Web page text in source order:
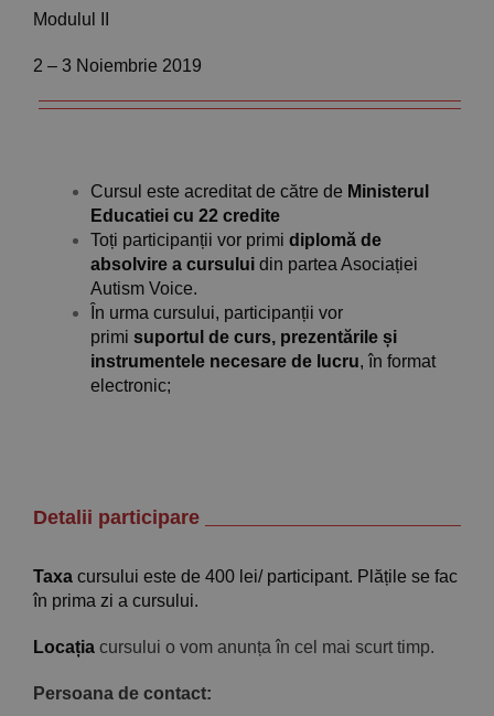
Modulul II
2 – 3 Noiembrie 2019
Cursul este acreditat de către de Ministerul
Educatiei cu 22 credite
Toți participanții vor primi diplomă de
absolvire a cursuluidin partea Asociației
Autism Voice.
În urma cursului, participanții vor
primi suportul de curs, prezentările și
instrumentele necesare de lucru, în format
electronic;
Detalii participare
Taxa cursului este de 400 lei/ participant. Plățile se fac
în prima zi a cursului.
Locația cursului o vom anunța în cel mai scurt timp.
Persoana de contact: